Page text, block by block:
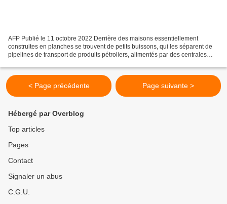
AFP Publié le 11 octobre 2022 Derrière des maisons essentiellement
construites en planches se trouvent de petits buissons, qui les séparent de
pipelines de transport de produits pétroliers, alimentés par des centrales
< Page précédente Page suivante >
Hébergé par Overblog
Top articles
Pages
Contact
Signaler un abus
C.G.U.